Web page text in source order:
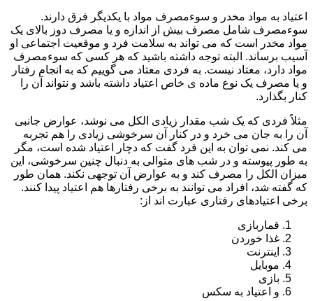
اعتیاد به مواد مخدر و سوءمصرف مواد با یکدیگر فرق دارند.
سوءمصرف شامل مصرف بیش از اندازه و یا مصرف دوز بالای یک
مواد مخدر است که می تواند به سلامت فرد و موقعیت اجتماعی او
آسیب برساند. البته توجه داشته باشید که هر کسی که سوءمصرف
مواد دارد، معتاد نیست. به فردی معتاد می گوییم که به انجام رفتار
و یا مصرف یک نوع ماده ی خاص اعتیاد داشته باشد و نتواند آن را
کنار بگذارد.
مثلاً فردی که یک شب مقدار زیادی الکل می نوشد، عوارض جانبی
آن را به جان می خرد و در کنار آن سرخوشی زیادی را هم تجربه
می کند. نمی توان به این فرد گفت که دچار اعتیاد شده است، مگر
به طور پیوسته و در شب های متوالی به دنبال چنین سرخوشی، این
میزان الکل را مصرف کند و به عوارض آن توجهی نکند. همان طور
که گفته شد، افراد می توانند به برخی رفتارها هم اعتیاد پیدا کنند.
برخی اعتیادهای رفتاری عبارت اند از:
قماربازی
غذا خوردن
اینترنت
موبایل
بازی
و اعتیاد به سکس